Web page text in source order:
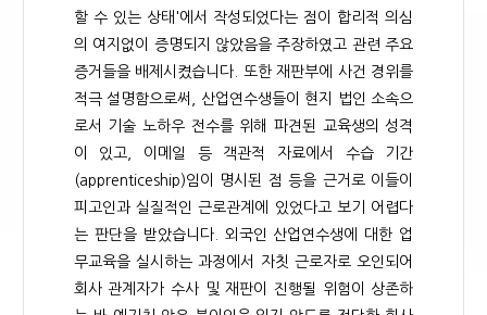
할 수 있는 상태'에서 작성되었다는 점이 합리적 의심
의 여지없이 증명되지 않았음을 주장하였고 관련 주요
증거들을 배제시켰습니다. 또한 재판부에 사건 경위를
적극 설명함으로써, 산업연수생들이 현지 법인 소속으
로서 기술 노하우 전수를 위해 파견된 교육생의 성격
이 있고, 이메일 등 객관적 자료에서 수습 기간
(apprenticeship)임이 명시된 점 등을 근거로 이들이
피고인과 실질적인 근로관계에 있었다고 보기 어렵다
는 판단을 받았습니다. 외국인 산업연수생에 대한 업
무교육을 실시하는 과정에서 자칫 근로자로 오인되어
회사 관계자가 수사 및 재판이 진행될 위험이 상존하